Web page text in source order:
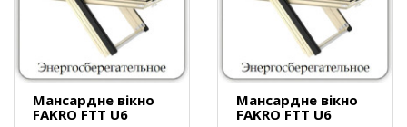
Мансардне вікно
FAKRO FTT U6
Мансардне вікно
FAKRO FTT U6